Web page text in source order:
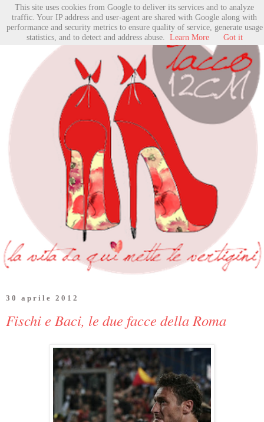
30 aprile 2012
Fischi e Baci, le due facce della Roma
This site uses cookies from Google to deliver its services and to analyze
traffic. Your IP address and user-agent are shared with Google along with
performance and security metrics to ensure quality of service, generate usage
statistics, and to detect and address abuse.
Learn More Got it